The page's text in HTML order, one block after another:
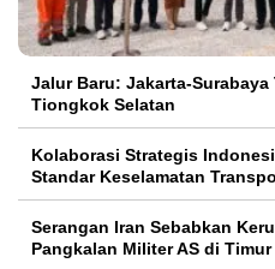
Jalur Baru: Jakarta-
Tiongkok Selatan
Kolaborasi Strategis
Standar Keselamatan
Serangan Iran Sebabkan
Pangkalan Militer AS di Timur